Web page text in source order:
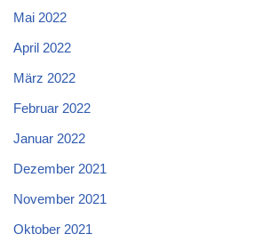
Mai 2022
April 2022
März 2022
Februar 2022
Januar 2022
Dezember 2021
November 2021
Oktober 2021